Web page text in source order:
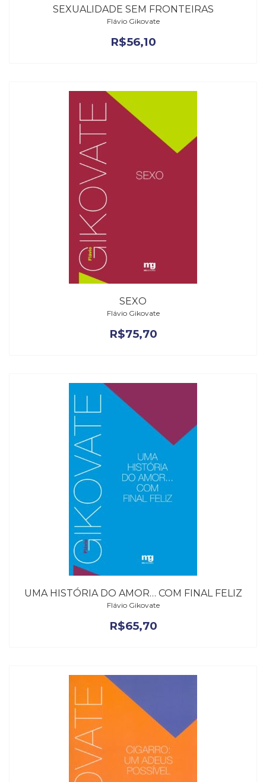
SEXUALIDADE SEM FRONTEIRAS
Flávio Gikovate
R$56,10
SEXO
Flávio Gikovate
R$75,70
UMA HISTÓRIA DO AMOR… COM FINAL FELIZ
Flávio Gikovate
R$65,70